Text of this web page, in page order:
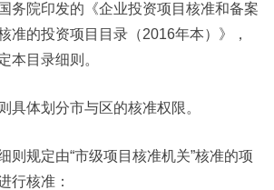
务院印发的《企业投资项目核准和备案
准的投资项目目录（2016年本）》，
本目录细则。
体划分市与区的核准权限。
规定由“市级项目核准机关”核准的项
行核准：